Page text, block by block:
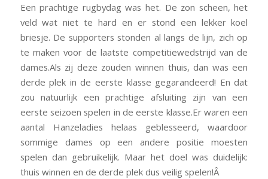
Een prachtige rugbydag was het. De zon scheen, het
veld wat niet te hard en er stond een lekker koel
briesje. De supporters stonden al langs de lijn, zich op
te maken voor de laatste competitiewedstrijd van de
dames.Als zij deze zouden winnen thuis, dan was een
derde plek in de eerste klasse gegarandeerd! En dat
zou natuurlijk een prachtige afsluiting zijn van een
eerste seizoen spelen in de eerste klasse.Er waren een
aantal Hanzeladies helaas geblesseerd, waardoor
sommige dames op een andere positie moesten
spelen dan gebruikelijk. Maar het doel was duidelijk:
thuis winnen en de derde plek dus veilig spelen!Â